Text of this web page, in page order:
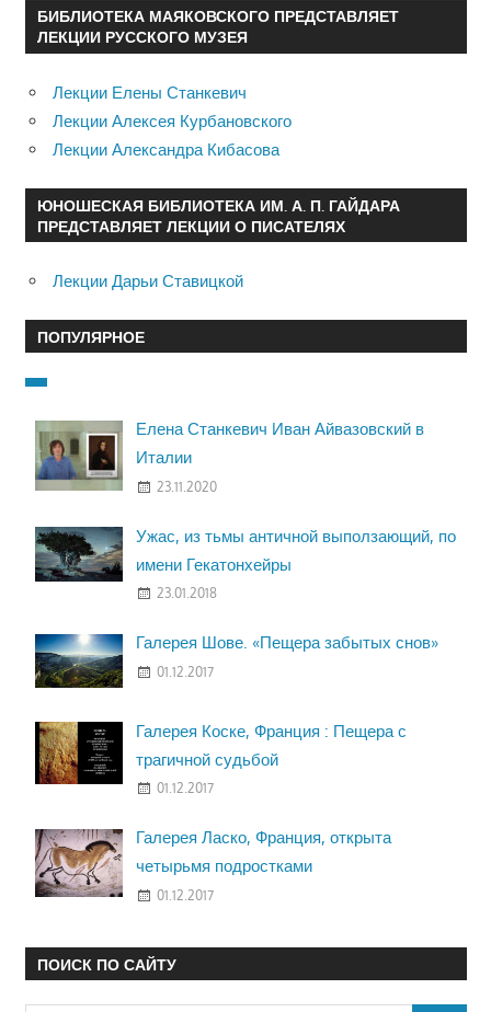
БИБЛИОТЕКА МАЯКОВСКОГО ПРЕДСТАВЛЯЕТ
ЛЕКЦИИ РУССКОГО МУЗЕЯ
Лекции Елены Станкевич
Лекции Алексея Курбановского
Лекции Александра Кибасова
ЮНОШЕСКАЯ БИБЛИОТЕКА ИМ. А. П. ГАЙДАРА
ПРЕДСТАВЛЯЕТ ЛЕКЦИИ О ПИСАТЕЛЯХ
Лекции Дарьи Ставицкой
ПОПУЛЯРНОЕ
Елена Станкевич Иван Айвазовский в
Италии
23.11.2020
Ужас, из тьмы античной выползающий, по
имени Гекатонхейры
23.01.2018
Галерея Шове. «Пещера забытых снов»
01.12.2017
Галерея Коске, Франция : Пещера с
трагичной судьбой
01.12.2017
Галерея Ласко, Франция, открыта
четырьмя подростками
01.12.2017
ПОИСК ПО САЙТУ